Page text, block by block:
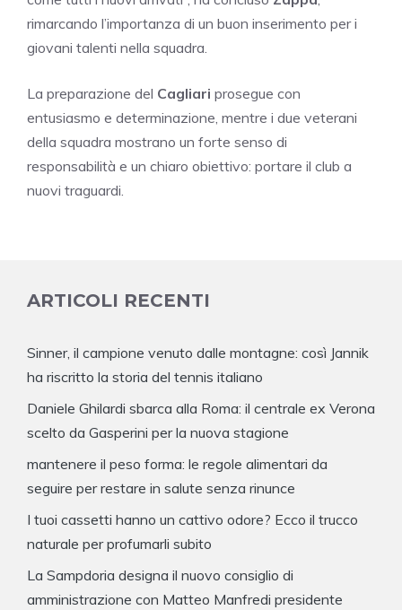
rimarcando l’importanza di un buon inserimento per i
giovani talenti nella squadra.
La preparazione del Cagliari prosegue con
entusiasmo e determinazione, mentre i due veterani
della squadra mostrano un forte senso di
responsabilità e un chiaro obiettivo: portare il club a
nuovi traguardi.
ARTICOLI RECENTI
Sinner, il campione venuto dalle montagne: così Jannik
ha riscritto la storia del tennis italiano
Daniele Ghilardi sbarca alla Roma: il centrale ex Verona
scelto da Gasperini per la nuova stagione
mantenere il peso forma: le regole alimentari da
seguire per restare in salute senza rinunce
I tuoi cassetti hanno un cattivo odore? Ecco il trucco
naturale per profumarli subito
La Sampdoria designa il nuovo consiglio di
amministrazione con Matteo Manfredi presidente